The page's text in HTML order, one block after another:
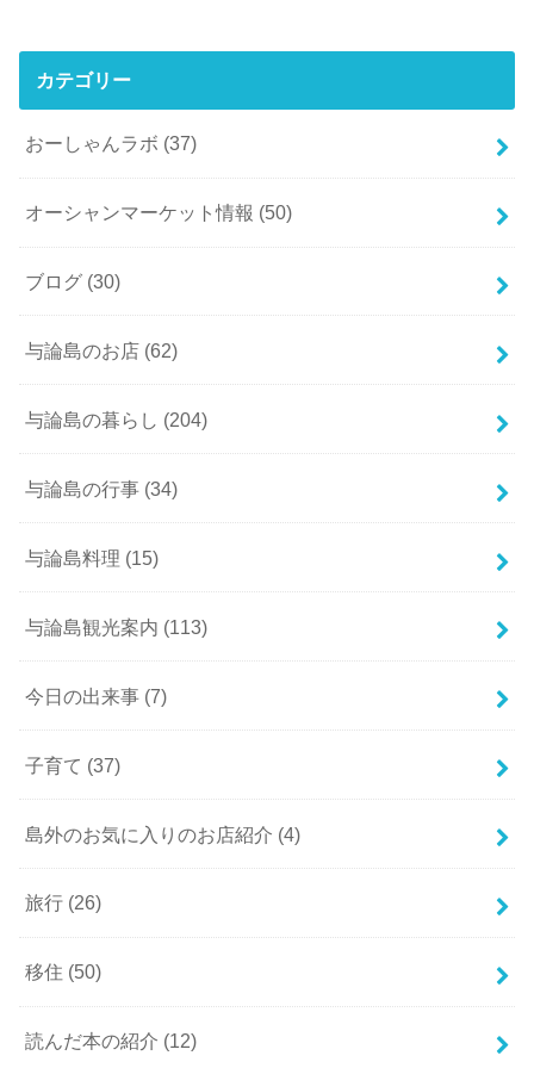
カテゴリー
おーしゃんラボ (37)
オーシャンマーケット情報 (50)
ブログ (30)
与論島のお店 (62)
与論島の暮らし (204)
与論島の行事 (34)
与論島料理 (15)
与論島観光案内 (113)
今日の出来事 (7)
子育て (37)
島外のお気に入りのお店紹介 (4)
旅行 (26)
移住 (50)
読んだ本の紹介 (12)